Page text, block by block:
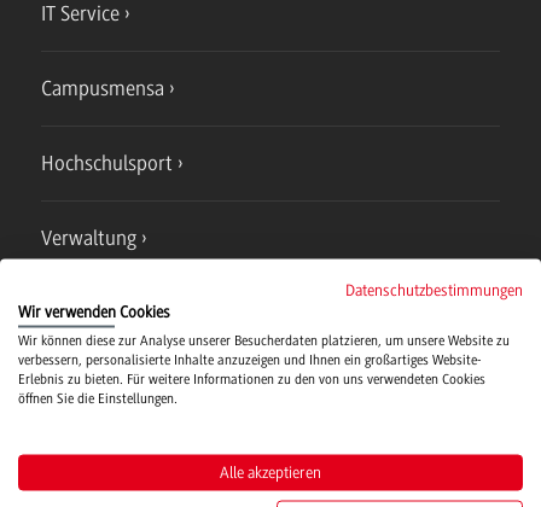
IT Service
Campusmensa
Hochschulsport
Verwaltung
Campus
Bad Mergentheim
Studienangebote
Datenschutzbestimmungen
Wir verwenden Cookies
Wir können diese zur Analyse unserer Besucherdaten platzieren, um unsere Website zu
verbessern, personalisierte Inhalte anzuzeigen und Ihnen ein großartiges Website-
Erlebnis zu bieten. Für weitere Informationen zu den von uns verwendeten Cookies
öffnen Sie die Einstellungen.
Alle akzeptieren